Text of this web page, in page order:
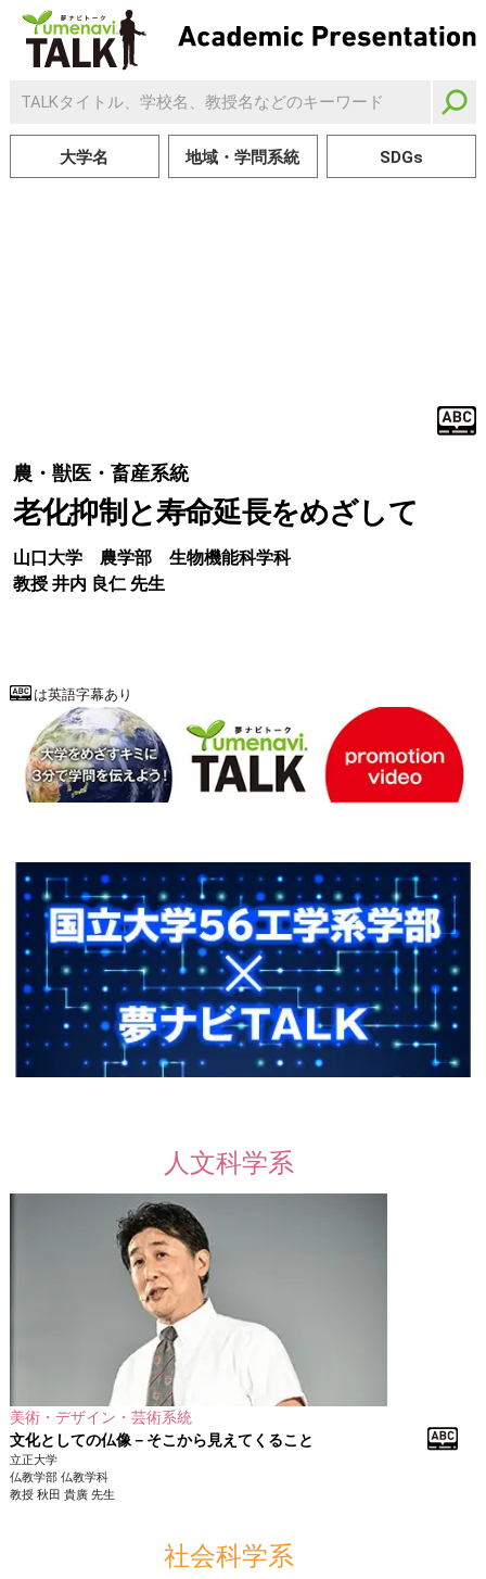
大学名 地域・学問系統 SDGs
農・獣医・畜産系統
老化抑制と寿命延長をめざして
山口大学 農学部
生物機能科学科
教授 井内 良仁先生
は英語字幕あり
人文科学系
美術・デザイン・芸術系統
文化としての仏像－そこから見えてくること
立正大学
仏教学部 仏教学科
教授 秋田 貴廣先生
社会科学系